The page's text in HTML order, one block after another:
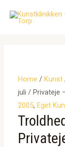
Home /Kunst
juli / Privateje
2005,Eget